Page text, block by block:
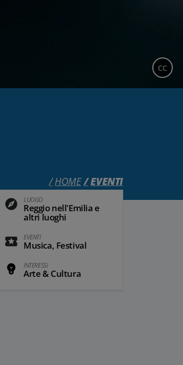
HOME EVENTI
CC
LUOGO
Reggio nell'Emilia e
altri luoghi
EVENTI
Musica, Festival
INTERESSI
Arte & Cultura